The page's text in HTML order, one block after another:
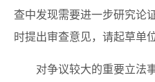
查中发现需要进一步研究论
时提出审查意见，请起草单
对争议较大的重要立法